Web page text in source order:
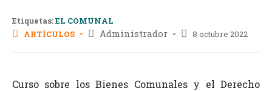
Etiquetas:EL COMUNAL
ARTÍCULOS
Administrador 8 octubre 2022
Curso sobre los Bienes Comunales y el Derecho